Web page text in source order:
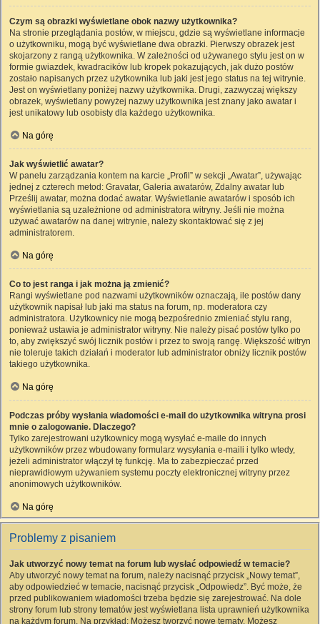
Czym są obrazki wyświetlane obok nazwy użytkownika?
Na stronie przeglądania postów, w miejscu, gdzie są wyświetlane informacje
o użytkowniku, mogą być wyświetlane dwa obrazki. Pierwszy obrazek jest
skojarzony z rangą użytkownika. W zależności od używanego stylu jest on w
formie gwiazdek, kwadracików lub kropek pokazujących, jak dużo postów
zostało napisanych przez użytkownika lub jaki jest jego status na tej witrynie.
Jest on wyświetlany poniżej nazwy użytkownika. Drugi, zazwyczaj większy
obrazek, wyświetlany powyżej nazwy użytkownika jest znany jako awatar i
jest unikatowy lub osobisty dla każdego użytkownika.
Na górę
Jak wyświetlić awatar?
W panelu zarządzania kontem na karcie „Profil” w sekcji „Awatar”, używając
jednej z czterech metod: Gravatar, Galeria awatarów, Zdalny awatar lub
Prześlij awatar, można dodać awatar. Wyświetlanie awatarów i sposób ich
wyświetlania są uzależnione od administratora witryny. Jeśli nie można
używać awatarów na danej witrynie, należy skontaktować się z jej
administratorem.
Na górę
Co to jest ranga i jak można ją zmienić?
Rangi wyświetlane pod nazwami użytkowników oznaczają, ile postów dany
użytkownik napisał lub jaki ma status na forum, np. moderatora czy
administratora. Użytkownicy nie mogą bezpośrednio zmieniać stylu rang,
ponieważ ustawia je administrator witryny. Nie należy pisać postów tylko po
to, aby zwiększyć swój licznik postów i przez to swoją rangę. Większość witryn
nie toleruje takich działań i moderator lub administrator obniży licznik postów
takiego użytkownika.
Na górę
Podczas próby wysłania wiadomości e-mail do użytkownika witryna prosi
mnie o zalogowanie. Dlaczego?
Tylko zarejestrowani użytkownicy mogą wysyłać e-maile do innych
użytkowników przez wbudowany formularz wysyłania e-maili i tylko wtedy,
jeżeli administrator włączył tę funkcję. Ma to zabezpieczać przed
nieprawidłowym używaniem systemu poczty elektronicznej witryny przez
anonimowych użytkowników.
Na górę
Problemy z pisaniem
Jak utworzyć nowy temat na forum lub wysłać odpowiedź w temacie?
Aby utworzyć nowy temat na forum, należy nacisnąć przycisk „Nowy temat”,
aby odpowiedzieć w temacie, nacisnąć przycisk „Odpowiedz”. Być może, że
przed publikowaniem wiadomości trzeba będzie się zarejestrować. Na dole
strony forum lub strony tematów jest wyświetlana lista uprawnień użytkownika
na każdym forum. Na przykład: Możesz tworzyć nowe tematy, Możesz